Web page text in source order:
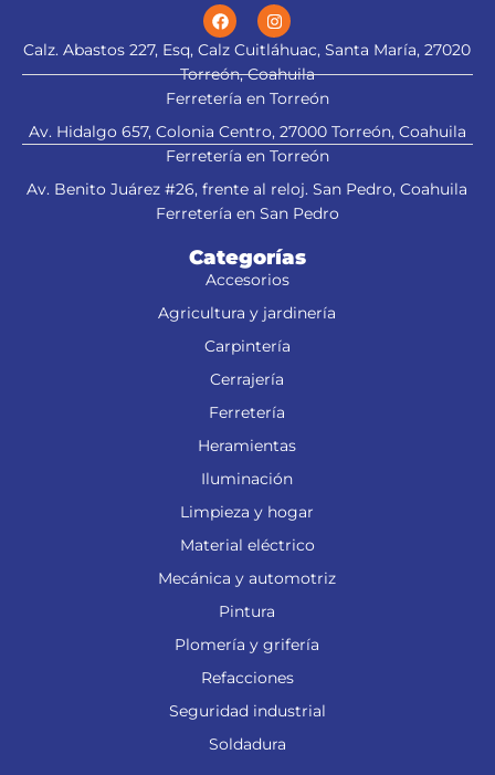
Calz. Abastos 227, Esq, Calz Cuitláhuac, Santa María, 27020
Torreón, Coahuila
Ferretería en Torreón
Av. Hidalgo 657, Colonia Centro, 27000 Torreón, Coahuila
Ferretería en Torreón
Av. Benito Juárez #26, frente al reloj. San Pedro, Coahuila
Ferretería en San Pedro
Categorías
Accesorios
Agricultura y jardinería
Carpintería
Cerrajería
Ferretería
Heramientas
Iluminación
Limpieza y hogar
Material eléctrico
Mecánica y automotriz
Pintura
Plomería y grifería
Refacciones
Seguridad industrial
Soldadura